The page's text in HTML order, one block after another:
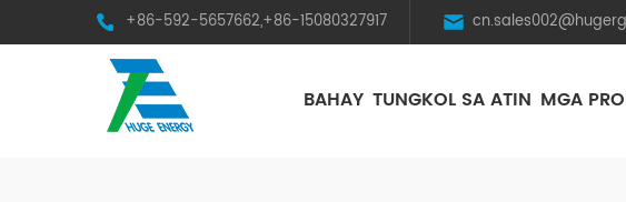
+86-592-5657662,+86-15080327917
BAHAY TUNGKOL SA ATIN MGA